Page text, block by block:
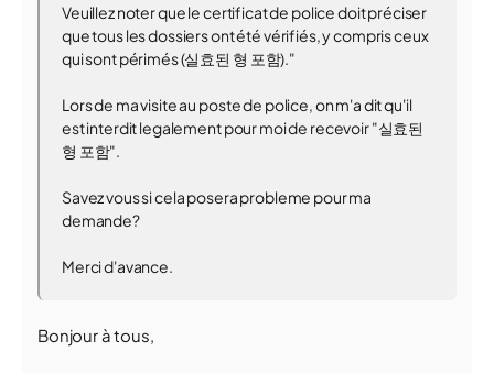
Veuillez noter que le certificat de police doit préciser
que tous les dossiers ont été vérifiés, y compris ceux
qui sont périmés (실효된 형 포함)."
Lors de ma visite au poste de police, on m'a dit qu'il
est interdit legalement pour moi de recevoir "실효된
형 포함".
Savez vous si cela posera probleme pour ma
demande?
Merci d'avance.
Bonjour à tous,